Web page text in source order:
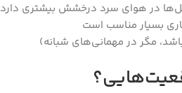
در هوای سرد درخشش بیشتری دارد
بسیار مناسب است
مگر در مهمانی‌های شبانه)